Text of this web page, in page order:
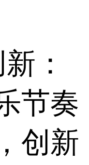
：
节奏
创新